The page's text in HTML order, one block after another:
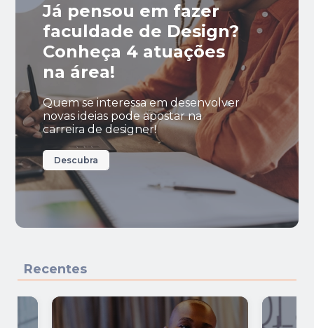
Já pensou em fazer
faculdade de Design?
Conheça 4 atuações
na área!
Quem se interessa em desenvolver
novas ideias pode apostar na
carreira de designer!
Descubra
Recentes